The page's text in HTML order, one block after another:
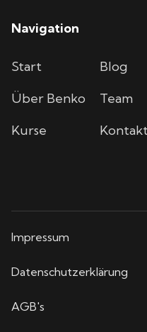
Navigation
Start
Über Benko
Kurse
Blog
Team
Impressum
Datenschutzerklärung
AGB's